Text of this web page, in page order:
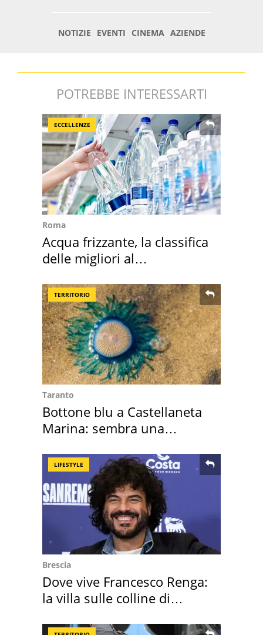
POTREBBE INTERESSARTI
ECCELLENZE
Roma
Acqua frizzante, la classifica
delle migliori al
TERRITORIO
Taranto
Bottone blu a Castellaneta
Marina: sembra una
LIFESTYLE
Brescia
Dove vive Francesco Renga:
la villa sulle colline di